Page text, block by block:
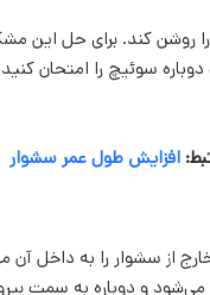
کند. برای حل این
سوئیچ را امتحان
افزایش طول عمر سشوار
و دوباره به سمت